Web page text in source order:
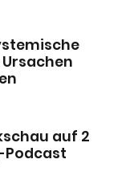
auf 2
Podcast